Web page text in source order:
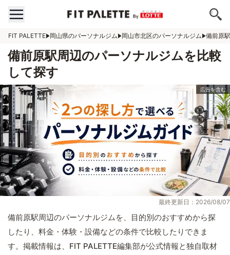
FIT PALETTE 岡山県のパーソナルジム 岡山市北区のパーソナルジム 備前原
備前原駅周辺のパーソナルジムを比較
して探す
最終更新日：2026/08/07
備前原駅周辺のパーソナルジムを、目的別のおすすめから探
したり、料金・体験・設備などの条件で比較したりできま
す。掲載情報は、FIT PALETTE編集部が公式情報と独自取材